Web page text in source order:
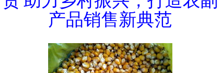
产品销售新典范